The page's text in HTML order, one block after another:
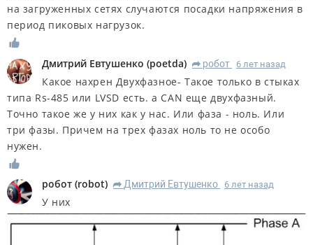
на загруженных сетях случаются посадки напряжения в
период пиковых нагрузок.
Дмитрий Евтушенко (poetda) R робот 6 лет назад
Какое нахрен Двухфазное- Такое только в стыках
типа Rs-485 или LVSD есть. а СAN еще двухфазный.
Точно такое же у них как у нас. Или фаза - ноль. Или
три фазы. Причем на трех фазах ноль то не особо
нужен.
робот (robot) R Дмитрий Евтушенко 6 лет назад
У них